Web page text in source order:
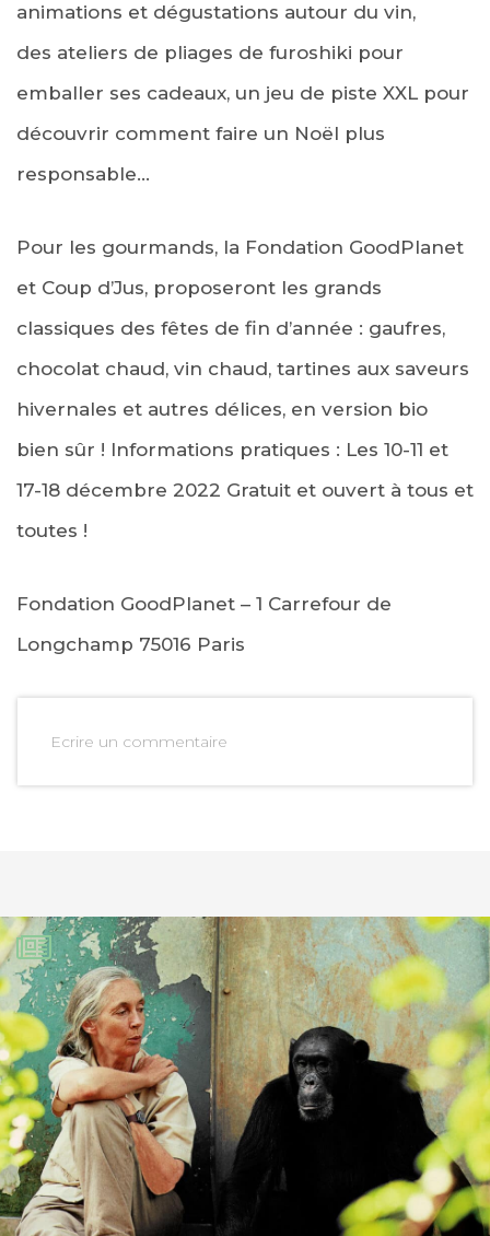
animations et dégustations autour du vin,
des ateliers de pliages de furoshiki pour
emballer ses cadeaux, un jeu de piste XXL pour
découvrir comment faire un Noël plus
responsable…
Pour les gourmands, la Fondation GoodPlanet
et Coup d’Jus, proposeront les grands
classiques des fêtes de fin d’année : gaufres,
chocolat chaud, vin chaud, tartines aux saveurs
hivernales et autres délices, en version bio
bien sûr ! Informations pratiques : Les 10-11 et
17-18 décembre 2022 Gratuit et ouvert à tous et
toutes !
Fondation GoodPlanet – 1 Carrefour de
Longchamp 75016 Paris
Ecrire un commentaire